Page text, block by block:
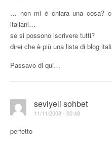
… non mi è chiara una cosa?
italiani…
se si possono iscrivere tutti?
direi che è più una lista di blog
Passavo di qui…
seviyeli sohbet
11/11/2008 - 00:48
perfetto